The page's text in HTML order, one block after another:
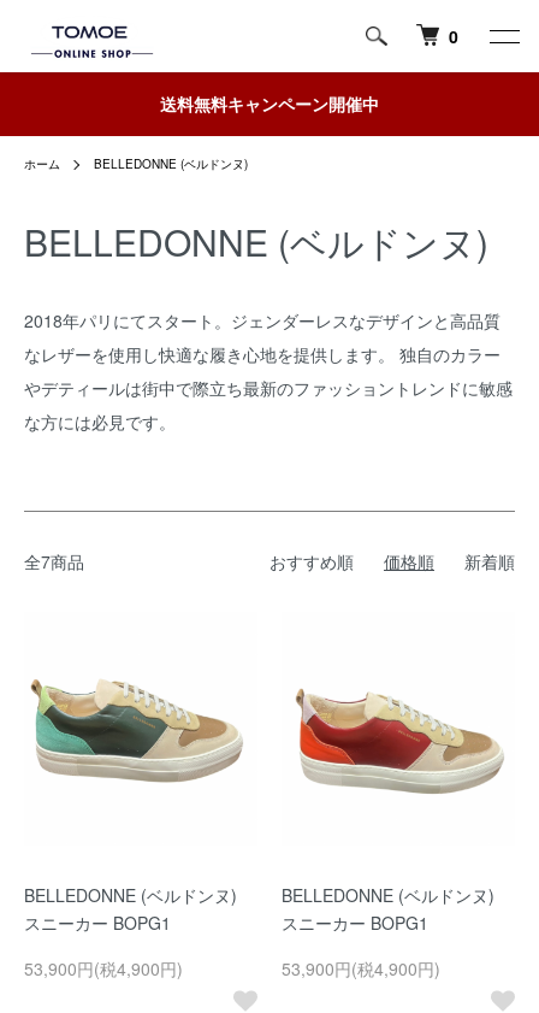
0
送料無料キャンペーン開催中
ホーム BELLEDONNE (ベルドンヌ)
BELLEDONNE (ベルドンヌ)
2018年パリにてスタート。ジェンダーレスなデザインと高品質
なレザーを使用し快適な履き心地を提供します。 独自のカラー
やデティールは街中で際立ち最新のファッショントレンドに敏感
な方には必見です。
全7商品 おすすめ順 価格順 新着順
BELLEDONNE (ベルドンヌ)
スニーカー BOPG1
53,900円(税4,900円)
BELLEDONNE (ベルドンヌ)
スニーカー BOPG1
53,900円(税4,900円)